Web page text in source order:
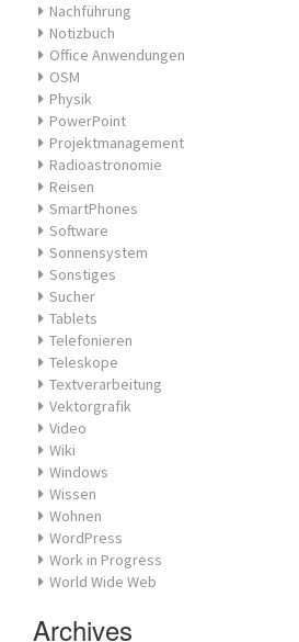
Nachführung
Notizbuch
Office Anwendungen
OSM
Physik
PowerPoint
Projektmanagement
Radioastronomie
Reisen
SmartPhones
Software
Sonnensystem
Sonstiges
Sucher
Tablets
Telefonieren
Teleskope
Textverarbeitung
Vektorgrafik
Video
Wiki
Windows
Wissen
Wohnen
WordPress
Work in Progress
World Wide Web
Archives